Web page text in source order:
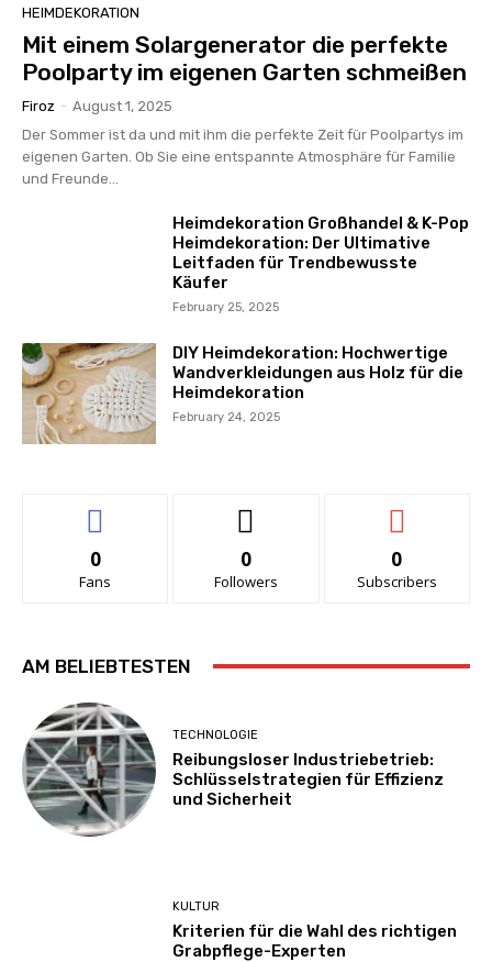
HEIMDEKORATION
Mit einem Solargenerator die perfekte
Poolparty im eigenen Garten schmeißen
Firoz - August 1, 2025
Der Sommer ist da und mit ihm die perfekte Zeit für Poolpartys im
eigenen Garten. Ob Sie eine entspannte Atmosphäre für Familie
und Freunde...
Heimdekoration Großhandel & K-Pop
Heimdekoration: Der Ultimative
Leitfaden für Trendbewusste
Käufer
February 25, 2025
DIY Heimdekoration: Hochwertige
Wandverkleidungen aus Holz für die
Heimdekoration
February 24, 2025
0
Fans
0
Followers
0
Subscribers
AM BELIEBTESTEN
TECHNOLOGIE
Reibungsloser Industriebetrieb:
Schlüsselstrategien für Effizienz
und Sicherheit
KULTUR
Kriterien für die Wahl des richtigen
Grabpflege-Experten